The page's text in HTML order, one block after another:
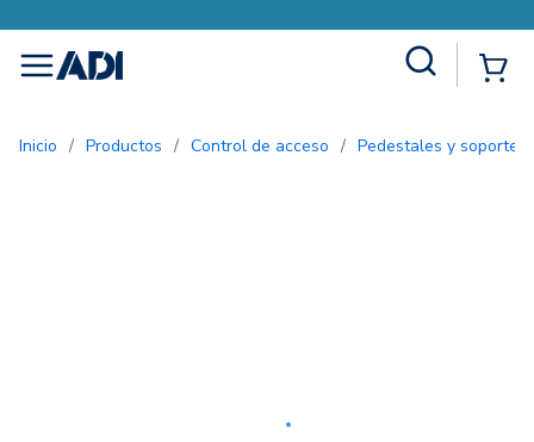
menu
Inicio / Productos / Control de acceso / Pedestales y soportes